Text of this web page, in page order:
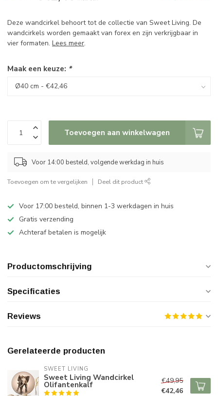
Deze wandcirkel behoort tot de collectie van Sweet Living. De
wandcirkels worden gemaakt van forex en zijn verkrijgbaar in
vier formaten. Lees meer.
Maak een keuze: *
Toevoegen aan winkelwagen
Voor 14:00 besteld, volgende werkdag in huis
Toevoegen om te vergelijken Deel dit product
Voor 17:00 besteld, binnen 1-3 werkdagen in huis
Gratis verzending
Achteraf betalen is mogelijk
Productomschrijving
Specificaties
Reviews
Gerelateerde producten
SWEET LIVING
Sweet Living Wandcirkel
Olifantenkalf
€49,95
€42,46